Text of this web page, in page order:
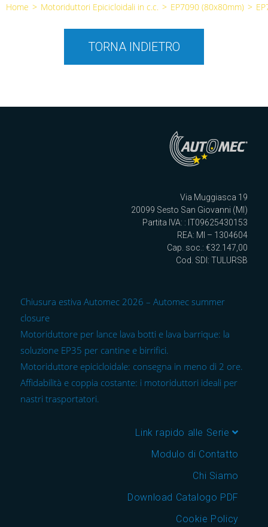
Home > Motoriduttori Epicicloidali in c.c. > EP7090 (80x80mm) >
TORNA INDIETRO
Via Muggiasca 19
20099 Sesto San Giovanni (MI)
Partita IVA: : IT09625430153
REA: MI – 1304604
Cap. soc.: €32.147,00
Cod. SDI: TULURSB
Chiusura estiva Automec 2026 – Automec summer
closure
Motoriduttore per lance lava botti e lava barrique: la
soluzione EP35 per cantine e birrifici.
Motoriduttore epicicloidale: consegna in meno di 2 ore.
Affidabilità e coppia costante: i motoriduttori ideali per
nastri trasportatori.
Link rapido alle Serie
Modulo di Contatto
Chi Siamo
Download Catalogo PDF
Cookie Policy